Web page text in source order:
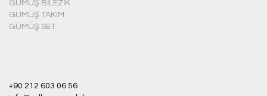
GÜMÜŞ BILEZIK
GÜMÜŞ TAKIM
GÜMÜŞ SET
+90 212 603 06 56